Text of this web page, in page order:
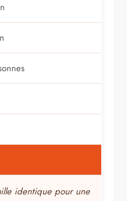
identique pour une